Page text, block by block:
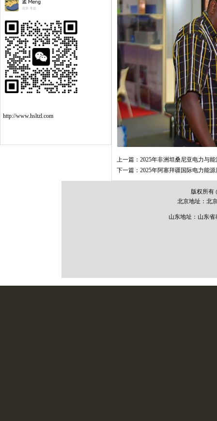
http://www.hsltzl.com
上一篇： 2025年非洲坦桑尼亚电力与
下一篇： 2025年阿塞拜疆国际电力能
版权所有
北京地址： 北
山东地址：山东